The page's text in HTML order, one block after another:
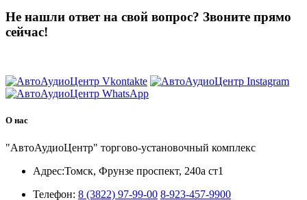
Не нашли ответ на свой вопрос? Звоните прямо
сейчас!
О нас
"АвтоАудиоЦентр" торгово-установочный комплекс
Адрес:Томск, Фрунзе проспект, 240а ст1
Телефон: 8 (3822) 97-99-00 8-923-457-9900